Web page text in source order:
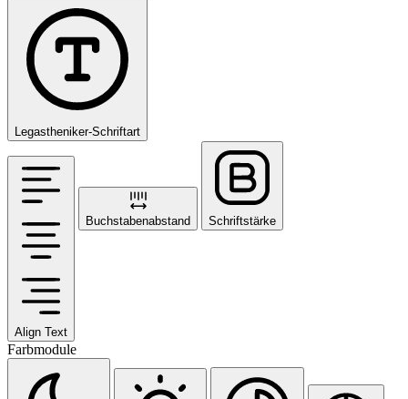
Legastheniker-Schriftart
Align Text
Buchstabenabstand Schriftstärke
Farbmodule